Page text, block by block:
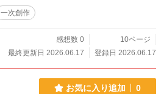
一次創作
感想数 0
10ページ
最終更新日 2026.06.17
登録日 2026.06.17
お気に入り追加 0